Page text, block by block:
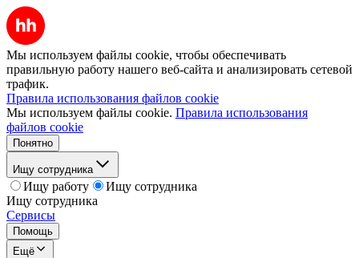
Мы используем файлы cookie, чтобы обеспечивать
правильную работу нашего веб-сайта и анализировать сетевой
трафик.
Правила использования файлов cookie
Мы используем файлы cookie. Правила использования
файлов cookie
Понятно
Ищу сотрудника
Ищу работу
Ищу сотрудника
Ищу сотрудника
Сервисы
Помощь
Ещё